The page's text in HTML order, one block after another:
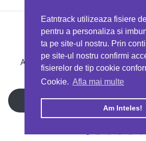
Eatntrack utilizeaza fisiere
pentru a personaliza si
ta pe site-ul nostru. Prin
pe site-ul nostru confirmi
fisierelor de tip cookie
Cookie. Afla mai multe
Am Inteles!
Copyright © 2026 EAT & TRACK S.R.L
Ai 40%reducere la orice
EATTRACK
Profită acum